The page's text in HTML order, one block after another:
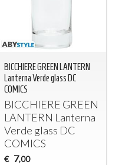
BICCHIERE GREEN LANTERN
Lanterna Verde glass DC
COMICS
BICCHIERE GREEN
LANTERN Lanterna
Verde glass DC
COMICS
€ 7,00